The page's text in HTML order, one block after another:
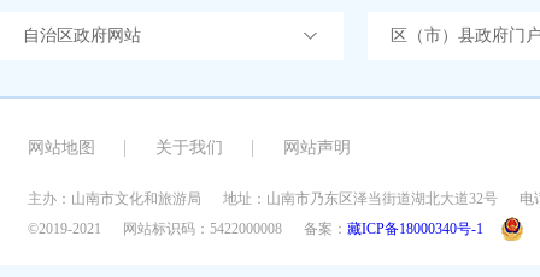
自治区政府网站 区（市）县政府门
网站地图 关于我们 网站声明
主办：山南市文化和旅游局 地址：山南市乃东区泽当街道湖北大道32号
电
©2019-2021
网站标识码：5422000008 备案： 藏ICP备18000340号-1